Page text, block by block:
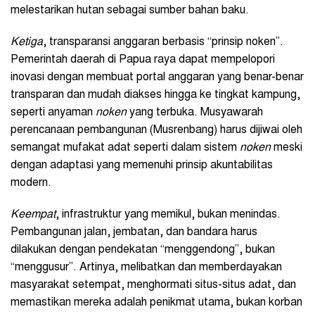
melestarikan hutan sebagai sumber bahan baku.
Ketiga, transparansi anggaran berbasis “prinsip noken”.
Pemerintah daerah di Papua raya dapat mempelopori
inovasi dengan membuat portal anggaran yang benar-benar
transparan dan mudah diakses hingga ke tingkat kampung,
seperti anyaman nokenyang terbuka. Musyawarah
perencanaan pembangunan (Musrenbang) harus dijiwai oleh
semangat mufakat adat seperti dalam sistem nokenmeski
dengan adaptasi yang memenuhi prinsip akuntabilitas
modern.
Keempat, infrastruktur yang memikul, bukan menindas.
Pembangunan jalan, jembatan, dan bandara harus
dilakukan dengan pendekatan “menggendong”, bukan
“menggusur”. Artinya, melibatkan dan memberdayakan
masyarakat setempat, menghormati situs-situs adat, dan
memastikan mereka adalah penikmat utama, bukan korban